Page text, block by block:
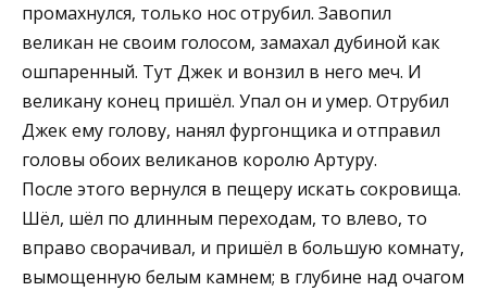
промахнулся, только нос отрубил. Завопил
великан не своим голосом, замахал дубиной как
ошпаренный. Тут Джек и вонзил в него меч. И
великану конец пришёл. Упал он и умер. Отрубил
Джек ему голову, нанял фургонщика и отправил
головы обоих великанов королю Артуру.
После этого вернулся в пещеру искать сокровища.
Шёл, шёл по длинным переходам, то влево, то
вправо сворачивал, и пришёл в большую комнату,
вымощенную белым камнем; в глубине над очагом